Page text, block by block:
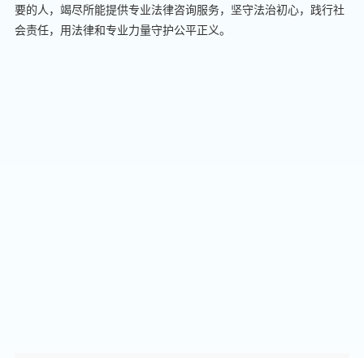
要的人，竭尽所能提供专业法律咨询服务，坚守法治初心，践行社
会责任，用法律和专业力量守护公平正义。